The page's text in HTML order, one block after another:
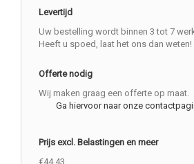
Levertijd
Uw bestelling wordt binnen 3 tot 7
Heeft u spoed, laat het ons dan weten!
Offerte nodig
Wij maken graag een offerte op maat.
Ga hiervoor naar onze
Prijs excl. Belastingen en meer
€44.43